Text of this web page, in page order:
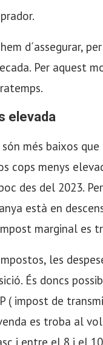
d´assegurar,
Per aquest
elevada
més baixos
cops menys
des del 2023.
està en
marginal es
les
És doncs
( impost de
es troba al
i entre el 8 i el